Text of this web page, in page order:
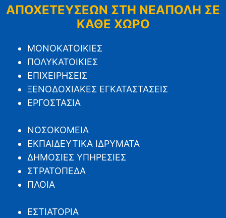
ΑΠΟΧΕΤΕΥΣΕΩΝ ΣΤΗ ΝΕΑΠΟΛΗ ΣΕ
ΚΑΘΕ ΧΩΡΟ
ΜΟΝΟΚΑΤΟΙΚΙΕΣ
ΠΟΛΥΚΑΤΟΙΚΙΕΣ
ΕΠΙΧΕΙΡΗΣΕΙΣ
ΞΕΝΟΔΟΧΙΑΚΕΣ ΕΓΚΑΤΑΣΤΑΣΕΙΣ
ΕΡΓΟΣΤΑΣΙΑ
ΝΟΣΟΚΟΜΕΙΑ
ΕΚΠΑΙΔΕΥΤΙΚΑ ΙΔΡΥΜΑΤΑ
ΔΗΜΟΣΙΕΣ ΥΠΗΡΕΣΙΕΣ
ΣΤΡΑΤΟΠΕΔΑ
ΠΛΟΙΑ
ΕΣΤΙΑΤΟΡΙΑ